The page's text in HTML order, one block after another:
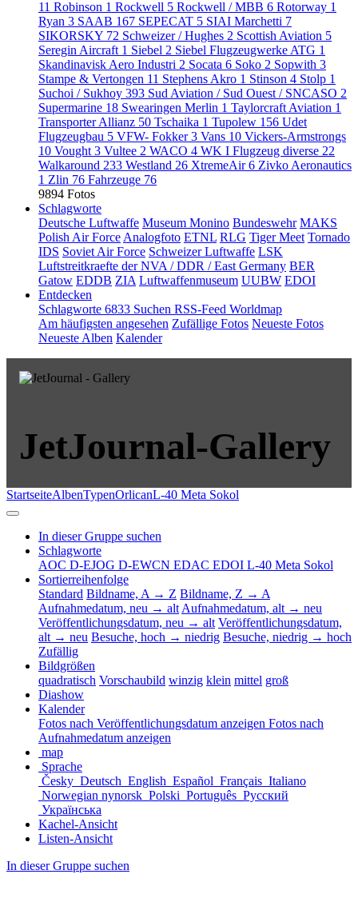
11 Robinson 1 Rockwell 5 Rockwell / MBB 6 Rotorway 1
Ryan 3 SAAB 167 SEPECAT 5 SIAI Marchetti 7
SIKORSKY 72 Schweizer / Hughes 2 Scottish Aviation 5
Seregin Aircraft 1 Siebel 2 Siebel Flugzeugwerke ATG 1
Skandinavisk Aero Industri 2 Socata 6 Soko 2 Sopwith 3
Stampe & Vertongen 11 Stephens Akro 1 Stinson 4 Stolp 1
Suchoi / Sukhoy 393 Sud Aviation / Sud Ouest / SNCASO 2
Supermarine 18 Swearingen Merlin 1 Taylorcraft Aviation 1
Transporter Allianz 50 Tschaika 1 Tupolew 156 Udet
Flugzeugbau 5 VFW- Fokker3 Vans 10 Vickers-Armstrongs
10 Vought 3 Vultee 2 WACO 4 WK I Flugzeug diverse 22
Walkaround 233 Westland 26 XtremeAir6 Zivko Aeronautics
1 Zlin 76 Fahrzeuge 76
9894 Fotos
Schlagworte
Deutsche Luftwaffe Museum Monino Bundeswehr MAKS
Polish Air Force Analogfoto ETNL RLG Tiger Meet Tornado
IDS Soviet Air Force Schweizer Luftwaffe LSK
Luftstreitkraefte der NVA / DDR / East Germany BER
Gatow EDDB ZIA Luftwaffenmuseum UUBW EDOI
Entdecken
Schlagworte 6833 Suchen RSS-Feed Worldmap
Am häufigsten angesehen Zufällige Fotos Neueste Fotos
Neueste Alben Kalender
JetJournal-Gallery
StartseiteAlbenTypenOrlicanL-40 Meta Sokol
In dieser Gruppe suchen
Schlagworte
AOC D-EJOG D-EWCN EDAC EDOI L-40 Meta Sokol
Sortierreihenfolge
Standard Bildname, A → Z Bildname, Z → A
Aufnahmedatum, neu → alt Aufnahmedatum, alt → neu
Veröffentlichungsdatum, neu → alt Veröffentlichungsdatum,
alt → neu Besuche, hoch → niedrig Besuche, niedrig → hoch
Zufällig
Bildgrößen
quadratisch Vorschaubild winzig klein mittel groß
Diashow
Kalender
Fotos nach Veröffentlichungsdatum anzeigen Fotos nach
Aufnahmedatum anzeigen
map
Sprache
Česky Deutsch English Español Français Italiano
Norwegian nynorsk Polski Português Русский
Українська
Kachel-Ansicht
Listen-Ansicht
In dieser Gruppe suchen